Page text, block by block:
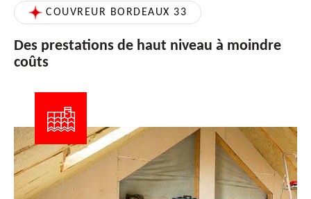
COUVREUR BORDEAUX 33
Des prestations de haut niveau à moindre
coûts